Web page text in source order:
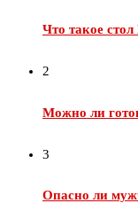
Что такое
2
Можно ли
3
Опасно ли